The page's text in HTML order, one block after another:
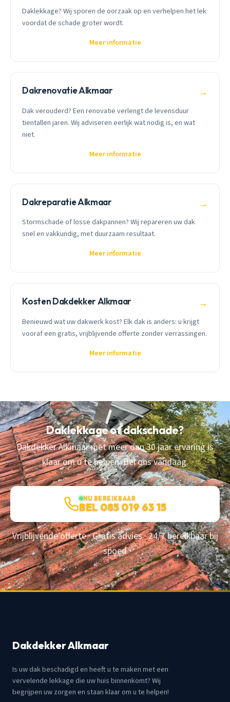
Daklekkage? Wij sporen de oorzaak op en verhelpen het lek
voordat de schade groter wordt.
Meer informatie
Dakrenovatie Alkmaar →
Dak verouderd? Een renovatie verlengt de levensduur
tientallen jaren. Wij adviseren eerlijk wat nodig is, en wat
niet.
Meer informatie
Dakreparatie Alkmaar →
Stormschade of losse dakpannen? Wij repareren uw dak
snel en vakkundig, met duurzaam resultaat.
Meer informatie
Kosten Dakdekker Alkmaar →
Benieuwd wat uw dakwerk kost? Elk dak is anders: u krijgt
vooraf een gratis, vrijblijvende offerte zonder verrassingen.
Meer informatie
Daklekkage of dakschade?
Dakdekker Alkmaar met meer dan 30 jaar ervaring is
klaar om u te helpen. Bel ons vandaag.
NU BEREIKBAAR
BEL 085 019 63 15
Vrijblijvende offerte · Gratis advies · 24/7 bereikbaar bij
spoed
Dakdekker Alkmaar
Is uw dak beschadigd en heeft u te maken met een
vervelende lekkage die uw huis binnenkomt? Wij
begrijpen uw zorgen en staan klaar om u te helpen!